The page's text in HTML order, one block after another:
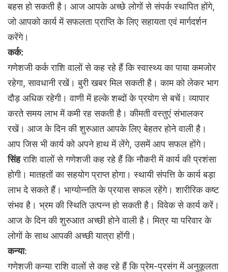
बहस हो सकती है। आज आपके अच्छे लोगों से संपर्क स्थापित होंगे,
जो आपको कार्य में सफलता प्राप्ति के लिए सहायता एवं मार्गदर्शन
करेंगे।
कर्क:
गणेशजी कर्क राशि वालों से कह रहे हैं कि स्वास्थ्य का पाया कमजोर
रहेगा, सावधानी रखें। बुरी खबर मिल सकती है। काम को लेकर भाग
दौड़ अधिक रहेगी। वाणी में हल्के शब्दों के प्रयोग से बचें। व्यापार
करते समय लाभ में कमी रह सकती है। कीमती वस्तुएं संभालकर
रखें। आज के दिन की शुरुआत आपके लिए बेहतर होने वाली है।
आप जिस भी कार्य को अपने हाथ में लेंगे, उसमें आप सफल होंगे।
सिंहराशि वालों से गणेशजी कह रहे हैं कि नौकरी में कार्य की प्रशंसा
होगी। मातहतों का सहयोग प्राप्त होगा। स्थायी संपत्ति के कार्य बड़ा
लाभ दे सकते हैं। भाग्योन्नति के प्रयास सफल रहेंगे। शारीरिक कष्ट
संभव है। भ्रम की स्थिति उत्पन्न हो सकती है। विवेक से कार्य करें।
आज के दिन की शुरुआत अच्छी होने वाली है। मित्र या परिवार के
लोगों के साथ आपकी अच्छी यात्रा होंगी।
कन्या:
गणेशजी कन्या राशि वालों से कह रहे हैं कि प्रेम-प्रसंग में अनुकूलता